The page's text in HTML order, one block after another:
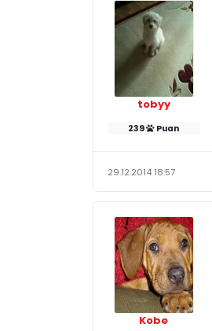
tobyy
239 Puan
29.12.2014 18:57
Kobe